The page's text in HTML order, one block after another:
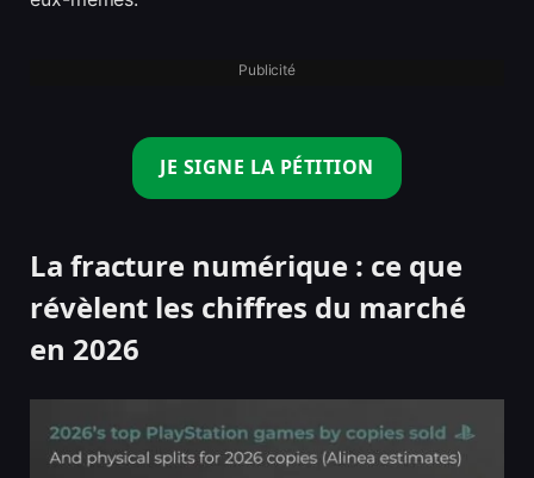
Publicité
JE SIGNE LA PÉTITION
La fracture numérique : ce que
révèlent les chiffres du marché
en 2026